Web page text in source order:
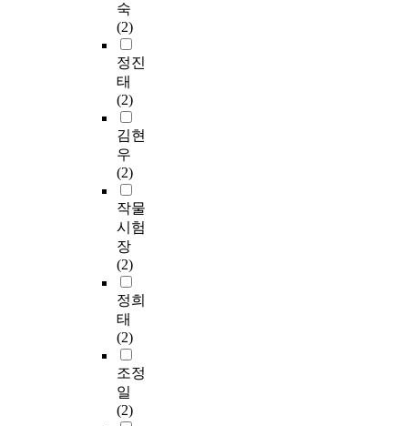
숙
(2)
정진
태
(2)
김현
우
(2)
작물
시험
장
(2)
정희
태
(2)
조정
일
(2)